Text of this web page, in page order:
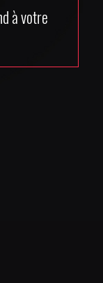
à votre